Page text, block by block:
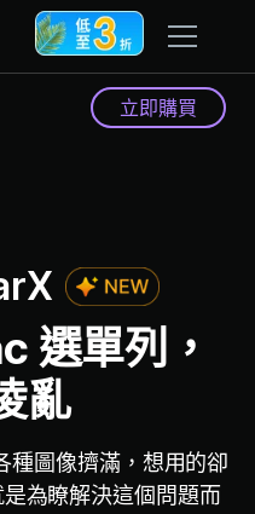
立即購買
選單列，
亂
種圖像擠滿，想用的卻
為瞭解決這個問題而